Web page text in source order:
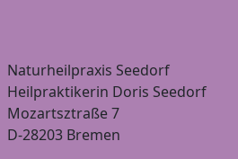
Naturheilpraxis Seedorf
Heilpraktikerin Doris Seedorf
Mozartsztraße 7
D-28203 Bremen